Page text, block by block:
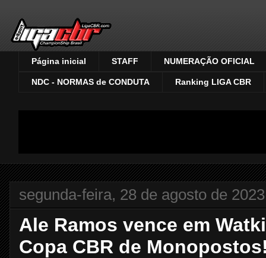
Página inicial STAFF NUMERAÇÃO OFICIAL
NDC - NORMAS de CONDUTA Ranking LIGA CBR
segunda-feira, 28 de agosto de 2023
Ale Ramos vence em
Copa CBR de